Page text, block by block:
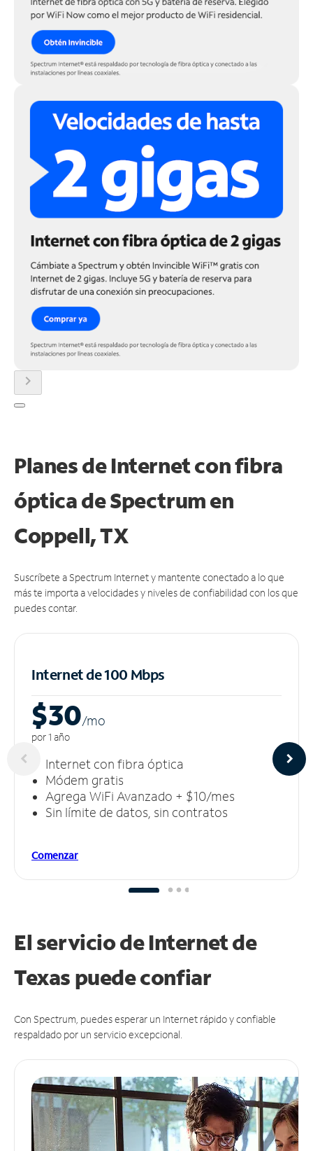
chevron_right
Planes de Internet con fibra
óptica de Spectrum en
Coppell, TX
Suscríbete a Spectrum Internet y mantente conectado a lo que
más te importa a velocidades y niveles de confiabilidad con los que
puedes contar.
Internet de 100 Mbps
$30/mo
por 1 año
Internet con fibra óptica
Módem gratis
Agrega WiFi Avanzado + $10/mes
Sin límite de datos, sin contratos
Comenzar
El servicio de Internet de
Texas puedeconfiar
Con Spectrum, puedes esperar un Internet rápido y confiable
respaldado por un servicio excepcional.